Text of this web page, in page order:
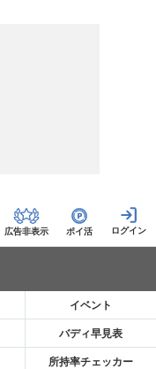
広告非表示 ポイ活
イベント
バディ早見表
所持率チェッカー